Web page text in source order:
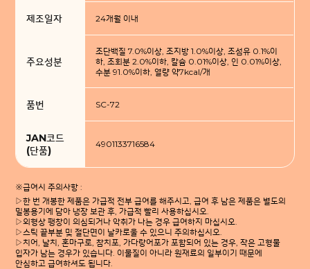
제조일자 24개월 이내
주요성분
조단백질 7.0%이상, 조지방 1.0%이상, 조섬유 0.1%이
하, 조회분 2.0%이하, 칼슘 0.01%이상, 인 0.01%이상,
수분 91.0%이하, 열량 약7kcal/개
품번 SC-72
JAN코드
(단품)
4901133716584
※급여시 주의사항 :
▷한 번 개봉한 제품은 가급적 전부 급여를 해주시고, 급여 후 남은 제품은 별도의
밀봉용기에 담아 냉장 보관 후, 가급적 빨리 사용하십시오.
▷외형상 팽창이 의심되거나 악취가 나는 경우 급여하지 마십시오.
▷스틱 끝부분 및 절단면이 날카로울 수 있으니 주의하십시오.
▷치어, 날치, 혼마구로, 참치포, 가다랑어포가 포함되어 있는 경우, 작은 고형물
입자가 남는 경우가 있습니다. 이물질이 아니라 원재료의 일부이기 때문에
안심하고 급여하셔도 됩니다.